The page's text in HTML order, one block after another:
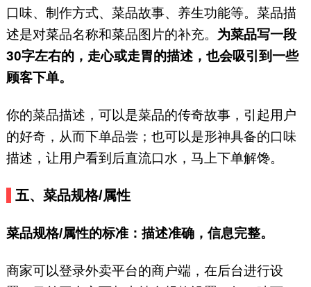
口味、制作方式、菜品故事、养生功能等。菜品描
述是对菜品名称和菜品图片的补充。 为菜品写一段
30字左右的，走心或走胃的描述，也会吸引到一些
顾客下单。
你的菜品描述，可以是菜品的传奇故事，引起用户
的好奇，从而下单品尝；也可以是形神具备的口味
描述，让用户看到后直流口水，马上下单解馋。
五、菜品规格/属性
菜品规格/属性的标准：描述准确，信息完整。
商家可以登录外卖平台的商户端，在后台进行设